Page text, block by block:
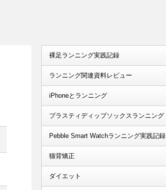
裸足ランニング実践記録
ランニング関連資料レビュー
iPhoneとランニング
プラスティディップソックスランニング
Pebble Smart Watchランニング実践記録
猫背矯正
ダイエット